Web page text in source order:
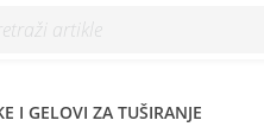
I GELOVI ZA TUŠIRANJE